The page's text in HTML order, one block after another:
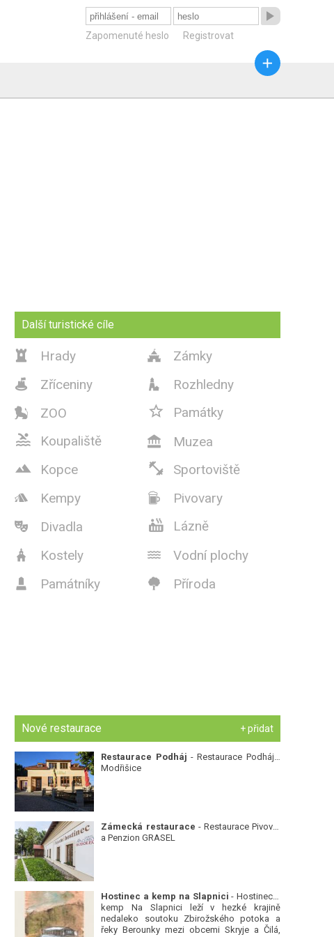

Zapomenuté heslo Registrovat

Další turistické cíle
 Hrady  Zámky
 Zříceniny  Rozhledny
 ZOO  Památky
 Koupaliště  Muzea
 Kopce  Sportoviště
 Kempy  Pivovary
 Divadla  Lázně
 Kostely  Vodní plochy
 Památníky  Příroda
Nové restaurace + přidat
Restaurace Podháj - Restaurace Podháj -
Modřišice
Zámecká restaurace - Restaurace Pivovar
a Penzion GRASEL
Hostinec a kemp na Slapnici - Hostinec a
kemp Na Slapnici leží v hezké krajině
nedaleko soutoku Zbirožského potoka a
řeky Berounky mezi obcemi Skryje a Čilá,